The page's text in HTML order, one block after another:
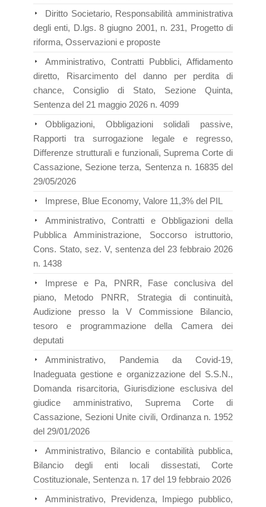
Diritto Societario, Responsabilità amministrativa
degli enti, D.lgs. 8 giugno 2001, n. 231, Progetto di
riforma, Osservazioni e proposte
Amministrativo, Contratti Pubblici, Affidamento
diretto, Risarcimento del danno per perdita di
chance, Consiglio di Stato, Sezione Quinta,
Sentenza del 21 maggio 2026 n. 4099
Obbligazioni, Obbligazioni solidali passive,
Rapporti tra surrogazione legale e regresso,
Differenze strutturali e funzionali, Suprema Corte di
Cassazione, Sezione terza, Sentenza n. 16835 del
29/05/2026
Imprese, Blue Economy, Valore 11,3% del PIL
Amministrativo, Contratti e Obbligazioni della
Pubblica Amministrazione, Soccorso istruttorio,
Cons. Stato, sez. V, sentenza del 23 febbraio 2026
n. 1438
Imprese e Pa, PNRR, Fase conclusiva del
piano, Metodo PNRR, Strategia di continuità,
Audizione presso la V Commissione Bilancio,
tesoro e programmazione della Camera dei
deputati
Amministrativo, Pandemia da Covid-19,
Inadeguata gestione e organizzazione del S.S.N.,
Domanda risarcitoria, Giurisdizione esclusiva del
giudice amministrativo, Suprema Corte di
Cassazione, Sezioni Unite civili, Ordinanza n. 1952
del 29/01/2026
Amministrativo, Bilancio e contabilità pubblica,
Bilancio degli enti locali dissestati, Corte
Costituzionale, Sentenza n. 17 del 19 febbraio 2026
Amministrativo, Previdenza, Impiego pubblico,